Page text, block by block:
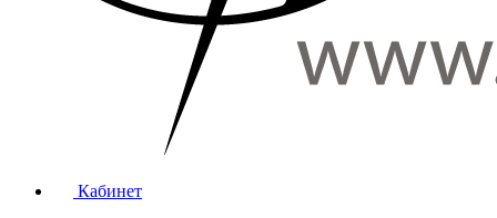
Кабинет